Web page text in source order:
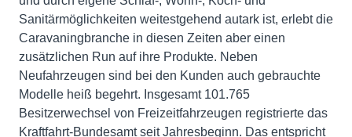
Sanitärmöglichkeiten weitestgehend autark ist, erlebt die
Caravaningbranche in diesen Zeiten aber einen
zusätzlichen Run auf ihre Produkte. Neben
Neufahrzeugen sind bei den Kunden auch gebrauchte
Modelle heiß begehrt. Insgesamt 101.765
Besitzerwechsel von Freizeitfahrzeugen registrierte das
Kraftfahrt-Bundesamt seit Jahresbeginn. Das entspricht